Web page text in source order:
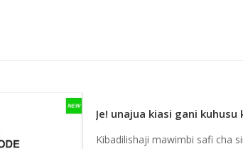
Je! unajua kiasi gani
Kibadilishaji mawimbi safi cha